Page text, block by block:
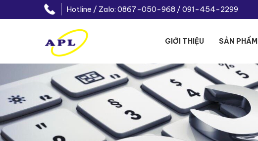
Hotline / Zalo: 0867-050-968 / 091-454-2299
GIỚI THIỆU SẢN PHẨM